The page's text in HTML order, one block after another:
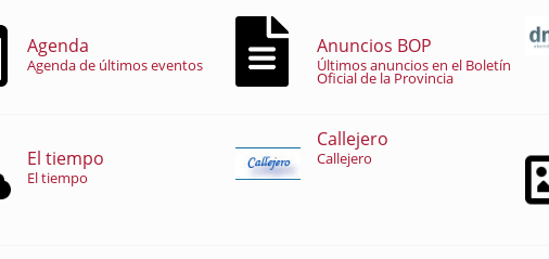
Agenda
Agenda de últimos eventos
Anuncios BOP
Últimos anuncios en el Boletín
Oficial de la Provincia
El tiempo
El tiempo
Callejero
Callejero